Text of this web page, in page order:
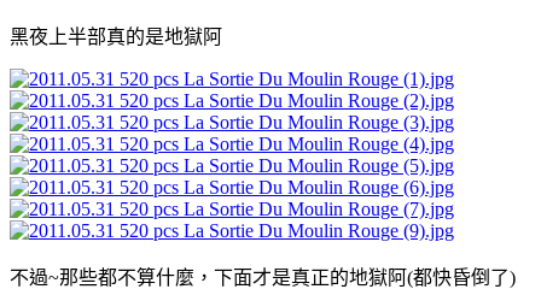
黑夜上半部真的是地獄阿
不過~那些都不算什麼，下面才是真正的地獄阿(都快昏倒了)